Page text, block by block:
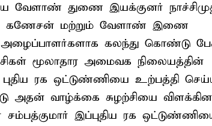
வேளாண் துணை இயக்குனர்
கணேசன் மற்றும் வேளாண் இணை
கலந்து கொண்டு
மூலாதார அமைவக நிலையத்தின்
ரக ஒட்டுண்ணியை உற்பத்தி
அதன் வாழ்க்கை சுழற்சியை
இப்புதிய ரக